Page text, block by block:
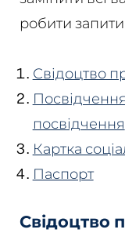
робити
Свідоцтво
посвідчення
Картка
Паспорт
Свідоцтво